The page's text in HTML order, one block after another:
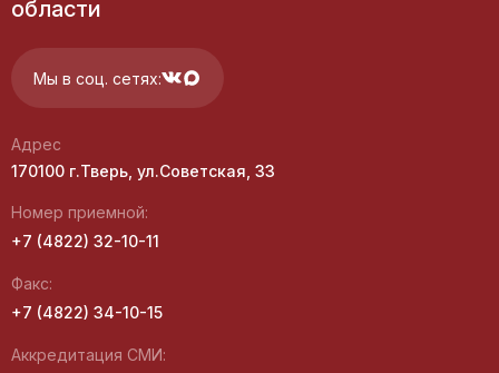
области
Мы в соц. сетях:
Адрес
170100 г.Тверь, ул.Советская, 33
Номер приемной:
+7 (4822) 32-10-11
Факс:
+7 (4822) 34-10-15
Аккредитация СМИ: